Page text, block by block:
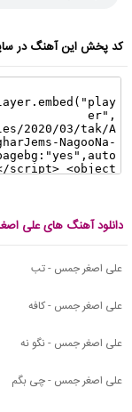
کد پخش این آهنگ در
دانلود آهنگ های علی
علی اصغر جمس - تب
علی اصغر جمس - کافه
علی اصغر جمس - نگو نه
علی اصغر جمس - چی بگم